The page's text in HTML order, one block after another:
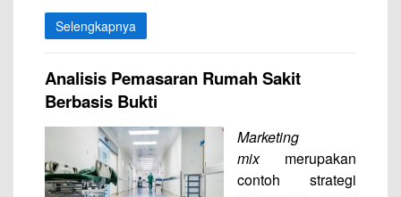
Selengkapnya
Analisis Pemasaran Rumah Sakit
Berbasis Bukti
Marketing
mixmerupakan
contoh strategi